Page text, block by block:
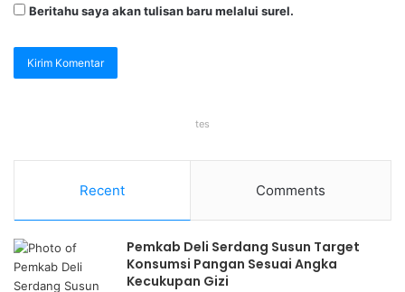
Beritahu saya akan tulisan baru melalui surel.
tes
Recent Comments
Pemkab Deli Serdang Susun Target
Konsumsi Pangan Sesuai Angka
Kecukupan Gizi